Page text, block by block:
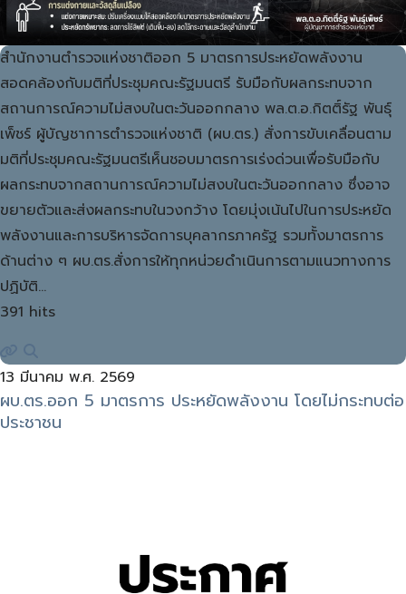
สำนักงานตำรวจแห่งชาติออก 5 มาตรการประหยัดพลังงาน
สอดคล้องกับมติที่ประชุมคณะรัฐมนตรี รับมือกับผลกระทบจาก
สถานการณ์ความไม่สงบในตะวันออกกลาง พล.ต.อ.กิตติ์รัฐ พันธุ์
เพ็ชร์ ผู้บัญชาการตำรวจแห่งชาติ (ผบ.ตร.) สั่งการขับเคลื่อนตาม
มติที่ประชุมคณะรัฐมนตรีเห็นชอบมาตรการเร่งด่วนเพื่อรับมือกับ
ผลกระทบจากสถานการณ์ความไม่สงบในตะวันออกกลาง ซึ่งอาจ
ขยายตัวและส่งผลกระทบในวงกว้าง โดยมุ่งเน้นไปในการประหยัด
พลังงานและการบริหารจัดการบุคลากรภาครัฐ รวมทั้งมาตรการ
ด้านต่าง ๆ ผบ.ตร.สั่งการให้ทุกหน่วยดำเนินการตามแนวทางการ
ปฏิบัติ…
391 hits
13 มีนาคม พ.ศ. 2569
ผบ.ตร.ออก 5 มาตรการ ประหยัดพลังงาน โดยไม่กระทบต่อ
ประชาชน